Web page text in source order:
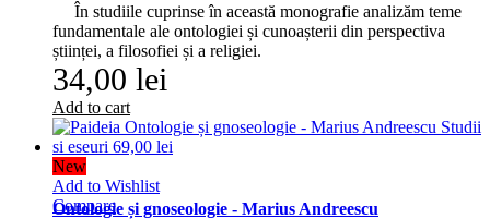
În studiile cuprinse în această monografie analizăm teme
fundamentale ale ontologiei și cunoașterii din perspectiva
științei, a filosofiei și a religiei.
34,00 lei
Add to cart
New
Add to Wishlist
Compare
Ontologie și gnoseologie - Marius Andreescu